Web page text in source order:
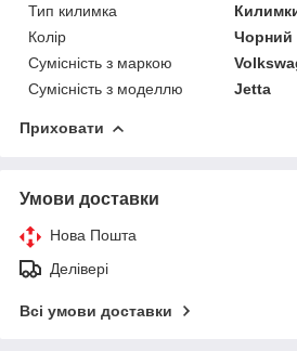
Тип килимка
Колір
Чорний
Сумісність з маркою
Сумісність з моделлю
Jetta
Приховати
Умови доставки
Нова Пошта
Делівері
Всі умови доставки